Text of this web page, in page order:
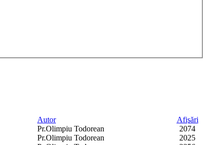
Autor
Afişări
Pr.Olimpiu Todorean
2074
Pr.Olimpiu Todorean
2025